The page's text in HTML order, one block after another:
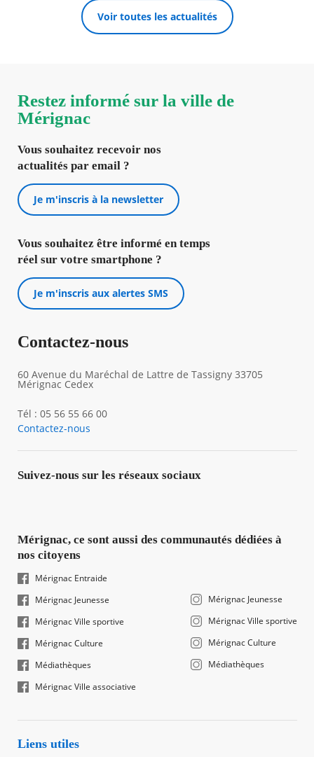
Voir toutes les actualités
Restez informé sur la ville de
Mérignac
Vous souhaitez recevoir nos
actualités par email ?
Je m'inscris à la newsletter
Vous souhaitez être informé en temps
réel sur votre smartphone ?
Je m'inscris aux alertes SMS
Contactez-nous
60 Avenue du Maréchal de Lattre de Tassigny 33705
Mérignac Cedex
Tél : 05 56 55 66 00
Contactez-nous
Suivez-nous sur les réseaux sociaux
Mérignac, ce sont aussi des communautés dédiées à
nos citoyens
Mérignac Entraide
Mérignac Jeunesse
Mérignac Ville sportive
Mérignac Culture
Médiathèques
Mérignac Ville associative
Mérignac Jeunesse
Mérignac Ville sportive
Mérignac Culture
Médiathèques
Liens utiles